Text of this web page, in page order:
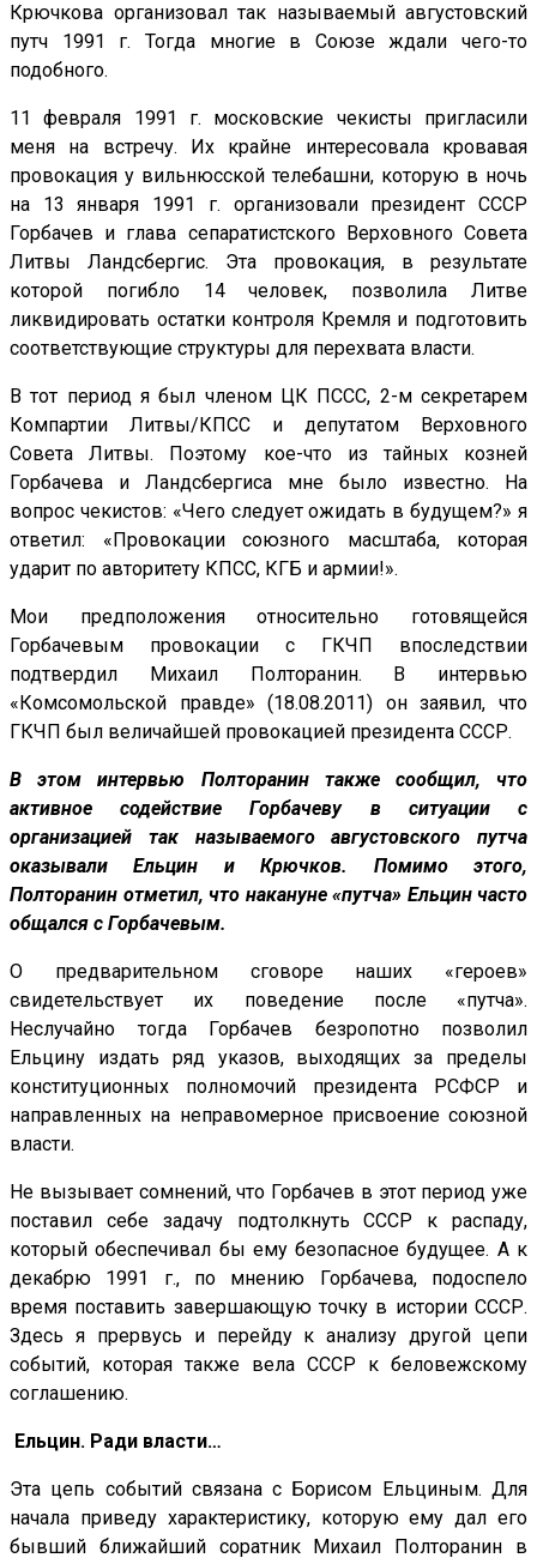
Крючкова организовал так называемый августовский
путч 1991 г. Тогда многие в Союзе ждали чего-то
подобного.
11 февраля 1991 г. московские чекисты пригласили
меня на встречу. Их крайне интересовала кровавая
провокация у вильнюсской телебашни, которую в ночь
на 13 января 1991 г. организовали президент СССР
Горбачев и глава сепаратистского Верховного Совета
Литвы Ландсбергис. Эта провокация, в результате
которой погибло 14 человек, позволила Литве
ликвидировать остатки контроля Кремля и подготовить
соответствующие структуры для перехвата власти.
В тот период я был членом ЦК ПССС, 2-м секретарем
Компартии Литвы/КПСС и депутатом Верховного
Совета Литвы. Поэтому кое-что из тайных козней
Горбачева и Ландсбергиса мне было известно. На
вопрос чекистов: «Чего следует ожидать в будущем?» я
ответил: «Провокации союзного масштаба, которая
ударит по авторитету КПСС, КГБ и армии!».
Мои предположения относительно готовящейся
Горбачевым провокации с ГКЧП впоследствии
подтвердил Михаил Полторанин. В интервью
«Комсомольской правде» (18.08.2011) он заявил, что
ГКЧП был величайшей провокацией президента СССР.
В этом интервью Полторанин также сообщил, что
активное содействие Горбачеву в ситуации с
организацией так называемого августовского путча
оказывали Ельцин и Крючков. Помимо этого,
Полторанин отметил, что накануне «путча» Ельцин часто
общался с Горбачевым.
О предварительном сговоре наших «героев»
свидетельствует их поведение после «путча».
Неслучайно тогда Горбачев безропотно позволил
Ельцину издать ряд указов, выходящих за пределы
конституционных полномочий президента РСФСР и
направленных на неправомерное присвоение союзной
власти.
Не вызывает сомнений, что Горбачев в этот период уже
поставил себе задачу подтолкнуть СССР к распаду,
который обеспечивал бы ему безопасное будущее. А к
декабрю 1991 г., по мнению Горбачева, подоспело
время поставить завершающую точку в истории СССР.
Здесь я прервусь и перейду к анализу другой цепи
событий, которая также вела СССР к беловежскому
соглашению.
Ельцин. Ради власти…
Эта цепь событий связана с Борисом Ельциным. Для
начала приведу характеристику, которую ему дал его
бывший ближайший соратник Михаил Полторанин в